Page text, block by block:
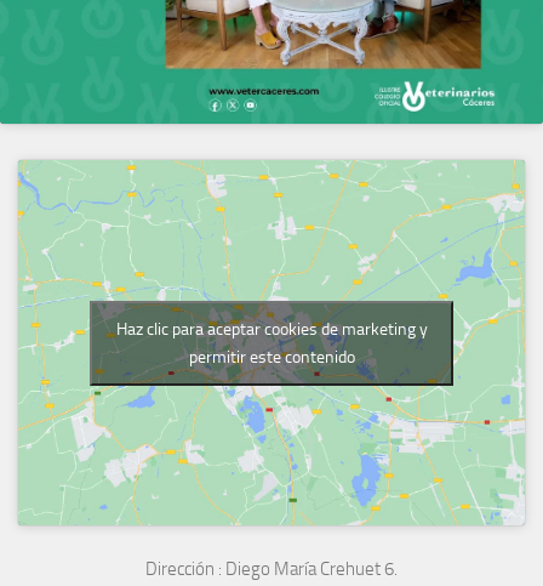
Haz clic para aceptar cookies de marketing y
permitir este contenido
Dirección : Diego María Crehuet 6.